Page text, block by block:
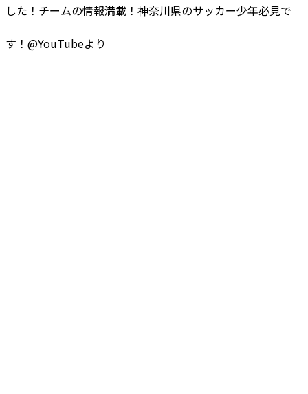
した！チームの情報満載！神奈川県のサッカー少年必見で
す！@YouTubeより